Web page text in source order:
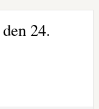
24.